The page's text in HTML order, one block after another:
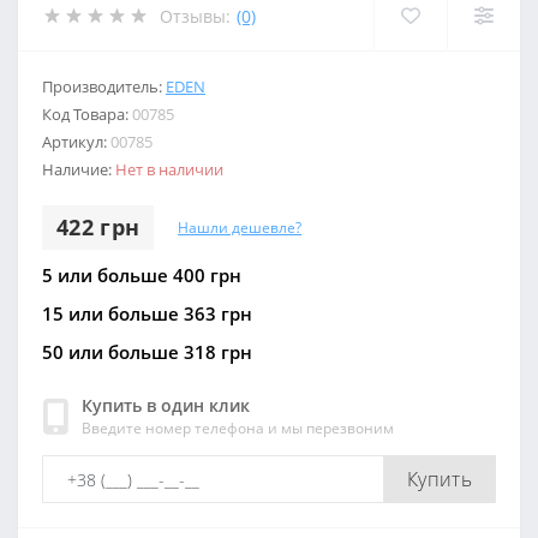
Отзывы: (0)
Производитель: EDEN
Код Товара:00785
Артикул:00785
Наличие: Нет в наличии
422 грн Нашли дешевле?
5 или больше 400 грн
15 или больше 363 грн
50 или больше 318 грн
Купить в один клик
Введите номер телефона и мы перезвоним
Купить